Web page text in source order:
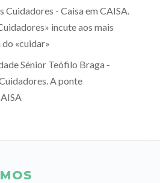
Cuidadores - Caisa em CAISA.
incute aos mais
«cuidar»
Sénior Teófilo Braga -
A ponte